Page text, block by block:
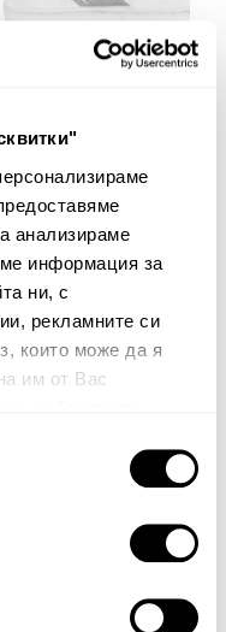
анализираме
информация за
ни, с
рекламните си
които може да я
им от Вас
Anreno
105.61лв.
сте в крак с
оферти.